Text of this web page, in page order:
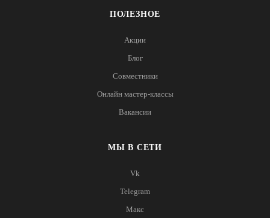
ПОЛЕЗНОЕ
Акции
Блог
Совместники
Онлайн мастер-классы
Вакансии
МЫ В СЕТИ
Vk
Telegram
Макс